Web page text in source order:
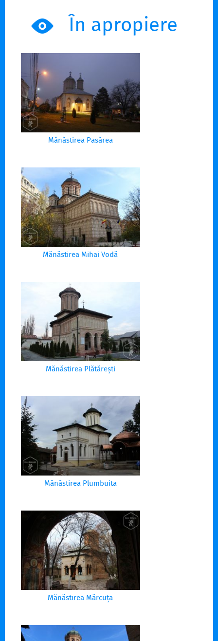
În apropiere
Mănăstirea Pasărea
Mănăstirea Mihai Vodă
Mănăstirea Plătărești
Mănăstirea Plumbuita
Mănăstirea Mărcuța